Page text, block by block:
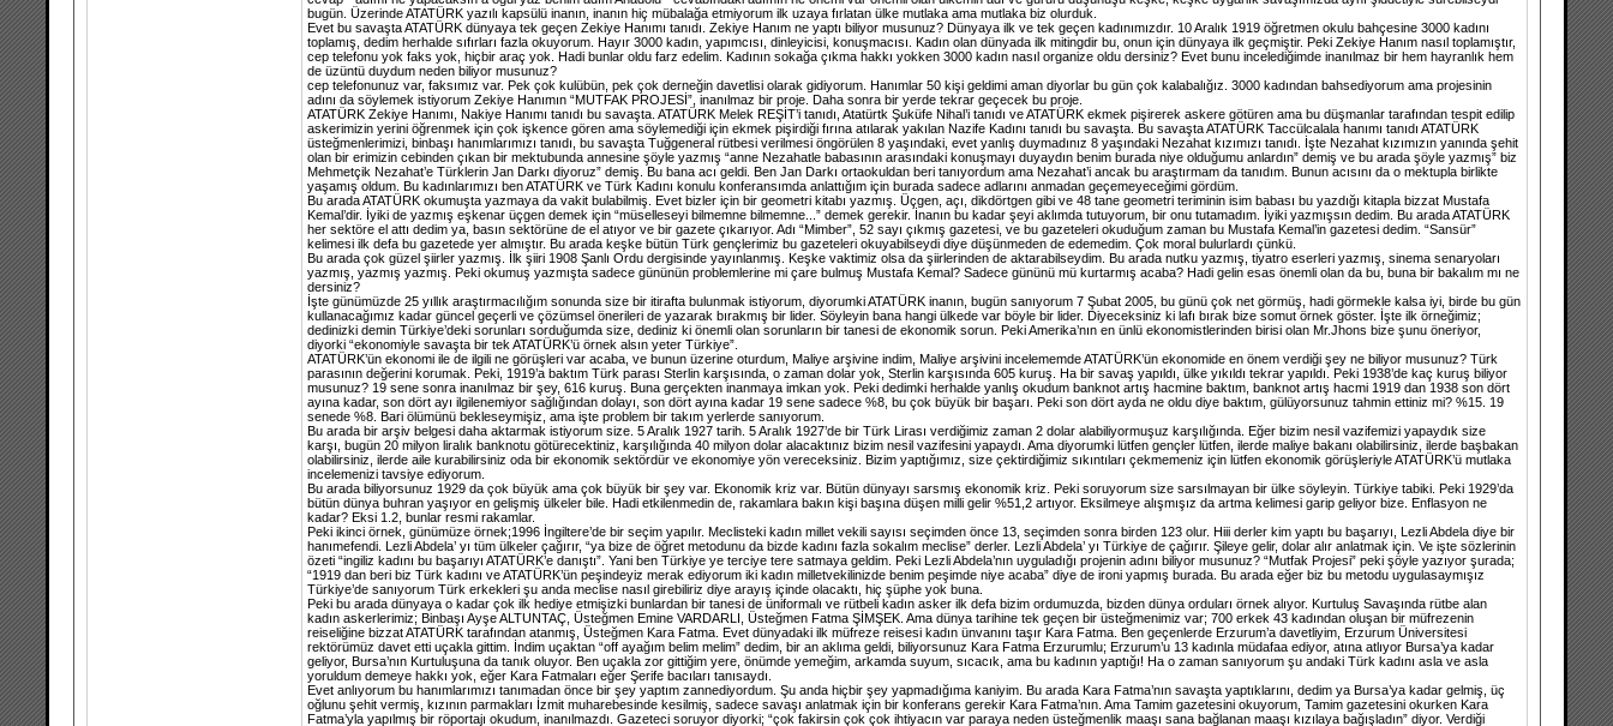
bugün. Üzerinde ATATÜRK yazılı kapsülü inanın, inanın hiç mübalağa etmiyorum ilk uzaya fırlatan ülke mutlaka ama mutlaka biz olurduk.
Evet bu savaşta ATATÜRK dünyaya tek geçen Zekiye Hanımı tanıdı. Zekiye Hanım ne yaptı biliyor musunuz? Dünyaya ilk ve tek geçen kadınımızdır. 10 Aralık 1919 öğretmen okulu bahçesine 3000 kadını
toplamış, dedim herhalde sıfırları fazla okuyorum. Hayır 3000 kadın, yapımcısı, dinleyicisi, konuşmacısı. Kadın olan dünyada ilk mitingdir bu, onun için dünyaya ilk geçmiştir. Peki Zekiye Hanım nasıl toplamıştır,
cep telefonu yok faks yok, hiçbir araç yok. Hadi bunlar oldu farz edelim. Kadının sokağa çıkma hakkı yokken 3000 kadın nasıl organize oldu dersiniz? Evet bunu incelediğimde inanılmaz bir hem hayranlık hem
de üzüntü duydum neden biliyor musunuz?
cep telefonunuz var, faksımız var. Pek çok kulübün, pek çok derneğin davetlisi olarak gidiyorum. Hanımlar 50 kişi geldimi aman diyorlar bu gün çok kalabalığız. 3000 kadından bahsediyorum ama projesinin
adını da söylemek istiyorum Zekiye Hanımın “MUTFAK PROJESİ”, inanılmaz bir proje. Daha sonra bir yerde tekrar geçecek bu proje.
ATATÜRK Zekiye Hanımı, Nakiye Hanımı tanıdı bu savaşta. ATATÜRK Melek REŞİT’i tanıdı, Atatürtk Şuküfe Nihal’i tanıdı ve ATATÜRK ekmek pişirerek askere götüren ama bu düşmanlar tarafından tespit edilip
askerimizin yerini öğrenmek için çok işkence gören ama söylemediği için ekmek pişirdiği fırına atılarak yakılan Nazife Kadını tanıdı bu savaşta. Bu savaşta ATATÜRK Taccülcalala hanımı tanıdı ATATÜRK
üsteğmenlerimizi, binbaşı hanımlarımızı tanıdı, bu savaşta Tuğgeneral rütbesi verilmesi öngörülen 8 yaşındaki, evet yanlış duymadınız 8 yaşındaki Nezahat kızımızı tanıdı. İşte Nezahat kızımızın yanında şehit
olan bir erimizin cebinden çıkan bir mektubunda annesine şöyle yazmış “anne Nezahatle babasının arasındaki konuşmayı duyaydın benim burada niye olduğumu anlardın” demiş ve bu arada şöyle yazmış” biz
Mehmetçik Nezahat’e Türklerin Jan Darkı diyoruz” demiş. Bu bana acı geldi. Ben Jan Darkı ortaokuldan beri tanıyordum ama Nezahat’i ancak bu araştırmam da tanıdım. Bunun acısını da o mektupla birlikte
yaşamış oldum. Bu kadınlarımızı ben ATATÜRK ve Türk Kadını konulu konferansımda anlattığım için burada sadece adlarını anmadan geçemeyeceğimi gördüm.
Bu arada ATATÜRK okumuşta yazmaya da vakit bulabilmiş. Evet bizler için bir geometri kitabı yazmış. Üçgen, açı, dikdörtgen gibi ve 48 tane geometri teriminin isim babası bu yazdığı kitapla bizzat Mustafa
Kemal’dir. İyiki de yazmış eşkenar üçgen demek için “müselleseyi bilmemne bilmemne...” demek gerekir. İnanın bu kadar şeyi aklımda tutuyorum, bir onu tutamadım. İyiki yazmışsın dedim. Bu arada ATATÜRK
her sektöre el attı dedim ya, basın sektörüne de el atıyor ve bir gazete çıkarıyor. Adı “Mimber”, 52 sayı çıkmış gazetesi, ve bu gazeteleri okuduğum zaman bu Mustafa Kemal’in gazetesi dedim. “Sansür”
kelimesi ilk defa bu gazetede yer almıştır. Bu arada keşke bütün Türk gençlerimiz bu gazeteleri okuyabilseydi diye düşünmeden de edemedim. Çok moral bulurlardı çünkü.
Bu arada çok güzel şiirler yazmış. İlk şiiri 1908 Şanlı Ordu dergisinde yayınlanmış. Keşke vaktimiz olsa da şiirlerinden de aktarabilseydim. Bu arada nutku yazmış, tiyatro eserleri yazmış, sinema senaryoları
yazmış, yazmış yazmış. Peki okumuş yazmışta sadece gününün problemlerine mi çare bulmuş Mustafa Kemal? Sadece gününü mü kurtarmış acaba? Hadi gelin esas önemli olan da bu, buna bir bakalım mı ne
dersiniz?
İşte günümüzde 25 yıllık araştırmacılığım sonunda size bir itirafta bulunmak istiyorum, diyorumki ATATÜRK inanın, bugün sanıyorum 7 Şubat 2005, bu günü çok net görmüş, hadi görmekle kalsa iyi, birde bu gün
kullanacağımız kadar güncel geçerli ve çözümsel önerileri de yazarak bırakmış bir lider. Söyleyin bana hangi ülkede var böyle bir lider. Diyeceksiniz ki lafı bırak bize somut örnek göster. İşte ilk örneğimiz;
dedinizki demin Türkiye’deki sorunları sorduğumda size, dediniz ki önemli olan sorunların bir tanesi de ekonomik sorun. Peki Amerika’nın en ünlü ekonomistlerinden birisi olan Mr.Jhons bize şunu öneriyor,
diyorki “ekonomiyle savaşta bir tek ATATÜRK’ü örnek alsın yeter Türkiye”.
ATATÜRK’ün ekonomi ile de ilgili ne görüşleri var acaba, ve bunun üzerine oturdum, Maliye arşivine indim, Maliye arşivini incelememde ATATÜRK’ün ekonomide en önem verdiği şey ne biliyor musunuz? Türk
parasının değerini korumak. Peki, 1919’a baktım Türk parası Sterlin karşısında, o zaman dolar yok, Sterlin karşısında 605 kuruş. Ha bir savaş yapıldı, ülke yıkıldı tekrar yapıldı. Peki 1938’de kaç kuruş biliyor
musunuz? 19 sene sonra inanılmaz bir şey, 616 kuruş. Buna gerçekten inanmaya imkan yok. Peki dedimki herhalde yanlış okudum banknot artış hacmine baktım, banknot artış hacmi 1919 dan 1938 son dört
ayına kadar, son dört ayı ilgilenemiyor sağlığından dolayı, son dört ayına kadar 19 sene sadece %8, bu çok büyük bir başarı. Peki son dört ayda ne oldu diye baktım, gülüyorsunuz tahmin ettiniz mi? %15. 19
senede %8. Bari ölümünü bekleseymişiz, ama işte problem bir takım yerlerde sanıyorum.
Bu arada bir arşiv belgesi daha aktarmak istiyorum size. 5 Aralık 1927 tarih. 5 Aralık 1927’de bir Türk Lirası verdiğimiz zaman 2 dolar alabiliyormuşuz karşılığında. Eğer bizim nesil vazifemizi yapaydık size
karşı, bugün 20 milyon liralık banknotu götürecektiniz, karşılığında 40 milyon dolar alacaktınız bizim nesil vazifesini yapaydı. Ama diyorumki lütfen gençler lütfen, ilerde maliye bakanı olabilirsiniz, ilerde başbakan
olabilirsiniz, ilerde aile kurabilirsiniz oda bir ekonomik sektördür ve ekonomiye yön vereceksiniz. Bizim yaptığımız, size çektirdiğimiz sıkıntıları çekmemeniz için lütfen ekonomik görüşleriyle ATATÜRK’ü mutlaka
incelemenizi tavsiye ediyorum.
Bu arada biliyorsunuz 1929 da çok büyük ama çok büyük bir şey var. Ekonomik kriz var. Bütün dünyayı sarsmış ekonomik kriz. Peki soruyorum size sarsılmayan bir ülke söyleyin. Türkiye tabiki. Peki 1929’da
bütün dünya buhran yaşıyor en gelişmiş ülkeler bile. Hadi etkilenmedin de, rakamlara bakın kişi başına düşen milli gelir %51,2 artıyor. Eksilmeye alışmışız da artma kelimesi garip geliyor bize. Enflasyon ne
kadar? Eksi 1.2, bunlar resmi rakamlar.
Peki ikinci örnek, günümüze örnek;1996 İngiltere’de bir seçim yapılır. Meclisteki kadın millet vekili sayısı seçimden önce 13, seçimden sonra birden 123 olur. Hiii derler kim yaptı bu başarıyı, Lezli Abdela diye bir
hanımefendi. Lezli Abdela’ yı tüm ülkeler çağırır, “ya bize de öğret metodunu da bizde kadını fazla sokalım meclise” derler. Lezli Abdela’ yı Türkiye de çağırır. Şileye gelir, dolar alır anlatmak için. Ve işte sözlerinin
özeti “ingiliz kadını bu başarıyı ATATÜRK’e danıştı”. Yani ben Türkiye ye terciye tere satmaya geldim. Peki Lezli Abdela’nın uyguladığı projenin adını biliyor musunuz? “Mutfak Projesi” peki şöyle yazıyor şurada;
“1919 dan beri biz Türk kadını ve ATATÜRK’ün peşindeyiz merak ediyorum iki kadın milletvekilinizde benim peşimde niye acaba” diye de ironi yapmış burada. Bu arada eğer biz bu metodu uygulasaymışız
Türkiye’de sanıyorum Türk erkekleri şu anda meclise nasıl girebiliriz diye arayış içinde olacaktı, hiç şüphe yok buna.
Peki bu arada dünyaya o kadar çok ilk hediye etmişizki bunlardan bir tanesi de üniformalı ve rütbeli kadın asker ilk defa bizim ordumuzda, bizden dünya orduları örnek alıyor. Kurtuluş Savaşında rütbe alan
kadın askerlerimiz; Binbaşı Ayşe ALTUNTAÇ, Üsteğmen Emine VARDARLI, Üsteğmen Fatma ŞİMŞEK. Ama dünya tarihine tek geçen bir üsteğmenimiz var; 700 erkek 43 kadından oluşan bir müfrezenin
reiseliğine bizzat ATATÜRK tarafından atanmış, Üsteğmen Kara Fatma. Evet dünyadaki ilk müfreze reisesi kadın ünvanını taşır Kara Fatma. Ben geçenlerde Erzurum’a davetliyim, Erzurum Üniversitesi
rektörümüz davet etti uçakla gittim. İndim uçaktan “off ayağım belim melim” dedim, bir an aklıma geldi, biliyorsunuz Kara Fatma Erzurumlu; Erzurum’u 13 kadınla müdafaa ediyor, atına atlıyor Bursa’ya kadar
geliyor, Bursa’nın Kurtuluşuna da tanık oluyor. Ben uçakla zor gittiğim yere, önümde yemeğim, arkamda suyum, sıcacık, ama bu kadının yaptığı! Ha o zaman sanıyorum şu andaki Türk kadını asla ve asla
yoruldum demeye hakkı yok, eğer Kara Fatmaları eğer Şerife bacıları tanısaydı.
Evet anlıyorum bu hanımlarımızı tanımadan önce bir şey yaptım zannediyordum. Şu anda hiçbir şey yapmadığıma kaniyim. Bu arada Kara Fatma’nın savaşta yaptıklarını, dedim ya Bursa’ya kadar gelmiş, üç
oğlunu şehit vermiş, kızının parmakları İzmit muharebesinde kesilmiş, sadece savaşı anlatmak için bir konferans gerekir Kara Fatma’nın. Ama Tamim gazetesini okuyorum, Tamim gazetesini okurken Kara
Fatma’yla yapılmış bir röportajı okudum, inanılmazdı. Gazeteci soruyor diyorki; “çok fakirsin çok çok ihtiyacın var paraya neden üsteğmenlik maaşı sana bağlanan maaşı kızılaya bağışladın” diyor. Verdiği